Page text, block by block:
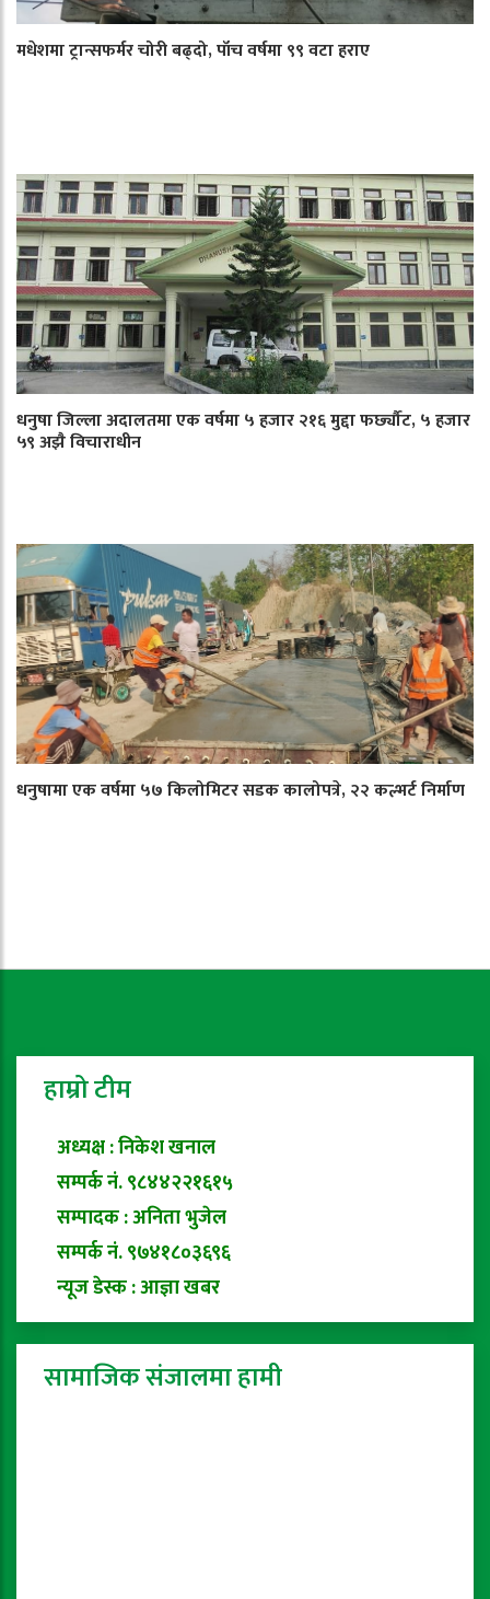
मधेशमा ट्रान्सफर्मर चोरी बढ्दो, पाँच वर्षमा ९९ वटा हराए
धनुषा जिल्ला अदालतमा एक वर्षमा ५ हजार २१६ मुद्दा फर्छ्यौट, ५ हजार
५९ अझै विचाराधीन
धनुषामा एक वर्षमा ५७ किलोमिटर सडक कालोपत्रे, २२ कल्भर्ट निर्माण
हाम्रो टीम
अध्यक्ष : निकेश खनाल
सम्पर्क नं. ९८४४२२१६१५
सम्पादक : अनिता भुजेल
सम्पर्क नं. ९७४१८०३६९६
न्यूज डेस्क : आज्ञा खबर
सामाजिक संजालमा हामी